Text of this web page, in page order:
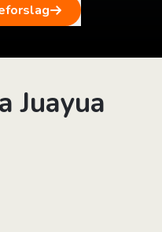
Juayua